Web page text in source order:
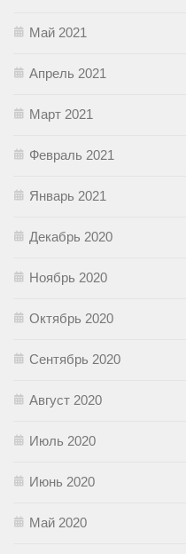
Май 2021
Апрель 2021
Март 2021
Февраль 2021
Январь 2021
Декабрь 2020
Ноябрь 2020
Октябрь 2020
Сентябрь 2020
Август 2020
Июль 2020
Июнь 2020
Май 2020